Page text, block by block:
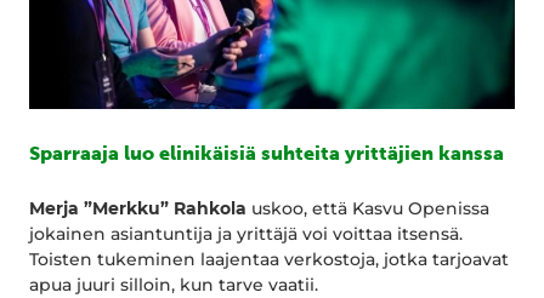
Sparraaja luo elinikäisiä suhteita yrittäjien kanssa
Merja ”Merkku” Rahkola uskoo, että Kasvu Openissa
jokainen asiantuntija ja yrittäjä voi voittaa itsensä.
Toisten tukeminen laajentaa verkostoja, jotka tarjoavat
apua juuri silloin, kun tarve vaatii.